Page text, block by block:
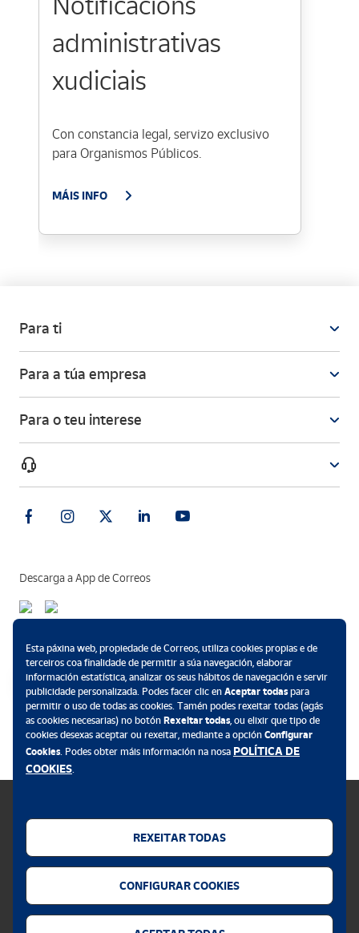
administrativas
xudiciais
Con constancia legal, servizo exclusivo
para Organismos Públicos.
MÁIS INFO
Para ti
Para a túa empresa
Para o teu interese
Descarga a App de Correos
Métodos de pagamento
Política de cookies
Privacidade web
Esta páxina web, propiedade de Correos, utiliza cookies propias e de
terceiros coa finalidade de permitir a súa navegación, elaborar
información estatística, analizar os seus hábitos de navegación e servir
publicidade personalizada. Podes facer clic en Aceptar todaspara
permitir o uso de todas as cookies. Tamén podes rexeitar todas (agás
as cookies necesarias) no botón Rexeitar todas, ou elixir que tipo de
cookies desexas aceptar ou rexeitar, mediante a opción Configurar
Cookies. Podes obter máis información na nosa POLÍTICA DE
COOKIES.
REXEITAR TODAS
CONFIGURAR COOKIES